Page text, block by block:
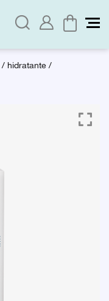
/hidratante/